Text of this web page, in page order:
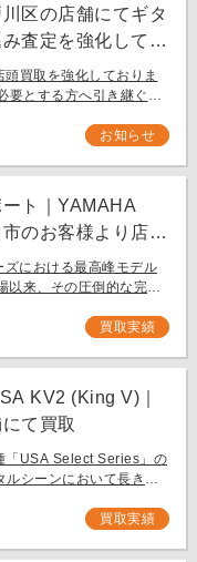
区の店舗にてギタ
査定を強化してお
買取を強化しておりま
要とする方へ引き継ぐお
お知らせ
ト｜YAMAHA
のお客様より店舗
における最高峰モデル
以来、その圧倒的な完成
買取実績
KV2 (King V)｜
て買取
「USA Select Series」の
シーンにおいて長きに
買取実績